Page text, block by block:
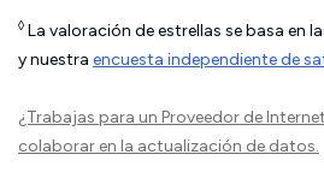
◊ La valoración de estrellas se basa en
y nuestra encuesta independiente de
¿Trabajas para un Proveedor de
colaborar en la actualización de datos.